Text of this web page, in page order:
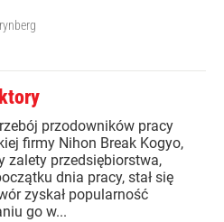
przodowników pracy
firmy Nihon Break Kogyo,
zalety przedsiębiorstwa,
dnia pracy, stał się
zyskał popularność
go w...